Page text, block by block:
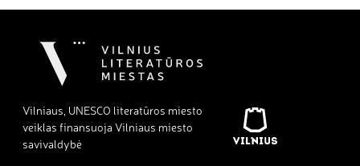
Vilniaus, UNESCO literatūros miesto
veiklas finansuoja Vilniaus miesto
savivaldybė